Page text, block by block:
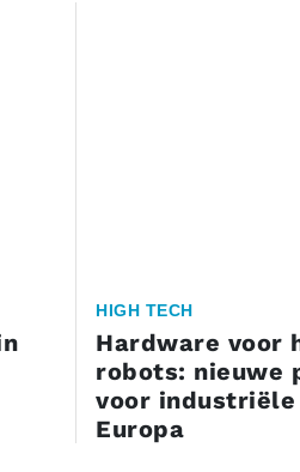
HIGH TECH
Hardware voor
robots: nieuwe
voor
Europa